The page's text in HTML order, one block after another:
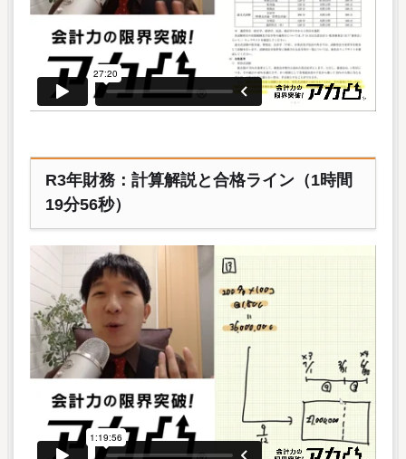
R3年財務：計算解説と合格ライン（1時間
19分56秒）